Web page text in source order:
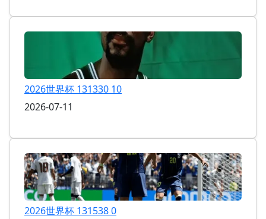
2026世界杯 131330 10
2026-07-11
2026世界杯 131538 0